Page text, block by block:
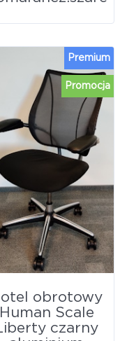
Promocja
Premium
obrotowy
Human Scale
czarny